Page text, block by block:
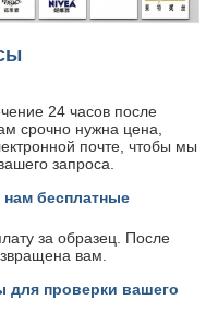
24 часов после
срочно нужна цена,
почте, чтобы мы
запроса.
бесплатные
за образец. После
вам.
для проверки вашего